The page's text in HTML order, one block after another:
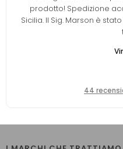
prodotto! Spedizione
Sicilia. Il Sig. Marson è
44